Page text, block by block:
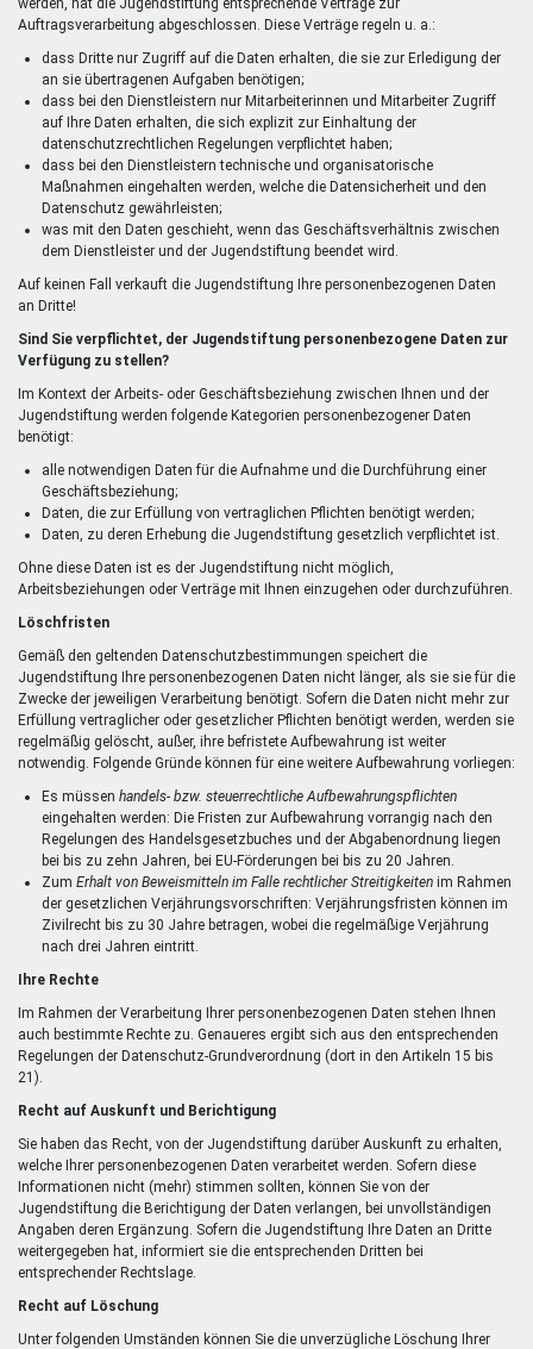
Auftragsverarbeitung abgeschlossen. Diese Verträge regeln u. a.:
dass Dritte nur Zugriff auf die Daten erhalten, die sie zur Erledigung der
an sie übertragenen Aufgaben benötigen;
dass bei den Dienstleistern nur Mitarbeiterinnen und Mitarbeiter Zugriff
auf Ihre Daten erhalten, die sich explizit zur Einhaltung der
datenschutzrechtlichen Regelungen verpflichtet haben;
dass bei den Dienstleistern technische und organisatorische
Maßnahmen eingehalten werden, welche die Datensicherheit und den
Datenschutz gewährleisten;
was mit den Daten geschieht, wenn das Geschäftsverhältnis zwischen
dem Dienstleister und der Jugendstiftung beendet wird.
Auf keinen Fall verkauft die Jugendstiftung Ihre personenbezogenen Daten
an Dritte!
Sind Sie verpflichtet, der Jugendstiftung personenbezogene Daten zur
Verfügung zu stellen?
Im Kontext der Arbeits- oder Geschäftsbeziehung zwischen Ihnen und der
Jugendstiftung werden folgende Kategorien personenbezogener Daten
benötigt:
alle notwendigen Daten für die Aufnahme und die Durchführung einer
Geschäftsbeziehung;
Daten, die zur Erfüllung von vertraglichen Pflichten benötigt werden;
Daten, zu deren Erhebung die Jugendstiftung gesetzlich verpflichtet ist.
Ohne diese Daten ist es der Jugendstiftung nicht möglich,
Arbeitsbeziehungen oder Verträge mit Ihnen einzugehen oder durchzuführen.
Löschfristen
Gemäß den geltenden Datenschutzbestimmungen speichert die
Jugendstiftung Ihre personenbezogenen Daten nicht länger, als sie sie für die
Zwecke der jeweiligen Verarbeitung benötigt. Sofern die Daten nicht mehr zur
Erfüllung vertraglicher oder gesetzlicher Pflichten benötigt werden, werden sie
regelmäßig gelöscht, außer, ihre befristete Aufbewahrung ist weiter
notwendig. Folgende Gründe können für eine weitere Aufbewahrung vorliegen:
Es müssen handels- bzw. steuerrechtliche Aufbewahrungspflichten
eingehalten werden: Die Fristen zur Aufbewahrung vorrangig nach den
Regelungen des Handelsgesetzbuches und der Abgabenordnung liegen
bei bis zu zehn Jahren, bei EU-Förderungen bei bis zu 20 Jahren.
Zum Erhalt von Beweismitteln im Falle rechtlicher Streitigkeiten im Rahmen
der gesetzlichen Verjährungsvorschriften: Verjährungsfristen können im
Zivilrecht bis zu 30 Jahre betragen, wobei die regelmäßige Verjährung
nach drei Jahren eintritt.
Ihre Rechte
Im Rahmen der Verarbeitung Ihrer personenbezogenen Daten stehen Ihnen
auch bestimmte Rechte zu. Genaueres ergibt sich aus den entsprechenden
Regelungen der Datenschutz-Grundverordnung (dort in den Artikeln 15 bis
21).
Recht auf Auskunft und Berichtigung
Sie haben das Recht, von der Jugendstiftung darüber Auskunft zu erhalten,
welche Ihrer personenbezogenen Daten verarbeitet werden. Sofern diese
Informationen nicht (mehr) stimmen sollten, können Sie von der
Jugendstiftung die Berichtigung der Daten verlangen, bei unvollständigen
Angaben deren Ergänzung. Sofern die Jugendstiftung Ihre Daten an Dritte
weitergegeben hat, informiert sie die entsprechenden Dritten bei
entsprechender Rechtslage.
Recht auf Löschung
Unter folgenden Umständen können Sie die unverzügliche Löschung Ihrer